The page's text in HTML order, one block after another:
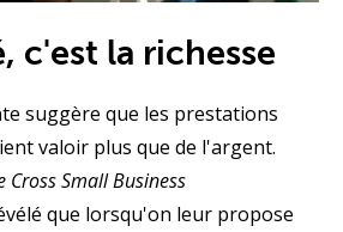
c'est la richesse
suggère que les prestations
valoir plus que de l'argent.
Cross Small Business
que lorsqu'on leur propose